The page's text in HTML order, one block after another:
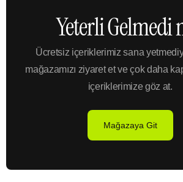
Yeterli Gelmedi
Ücretsiz içeriklerimiz sana
mağazamızı ziyaret et ve çok daha
içeriklerimize göz at.
Mağazaya Git